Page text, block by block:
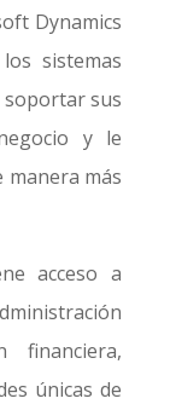
Dynamics
sistemas
sus
y le
manera más
acceso a
financiera,
únicas de